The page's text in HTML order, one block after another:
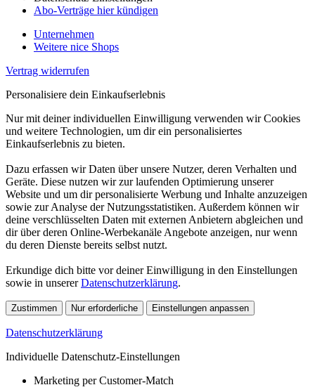
Abo-Verträge hier kündigen
Unternehmen
Weitere nice Shops
Vertrag widerrufen
Personalisiere dein Einkaufserlebnis
Nur mit deiner individuellen Einwilligung verwenden wir Cookies
und weitere Technologien, um dir ein personalisiertes
Einkaufserlebnis zu bieten.
Dazu erfassen wir Daten über unsere Nutzer, deren Verhalten und
Geräte. Diese nutzen wir zur laufenden Optimierung unserer
Website und um dir personalisierte Werbung und Inhalte anzuzeigen
sowie zur Analyse der Nutzungsstatistiken. Außerdem können wir
deine verschlüsselten Daten mit externen Anbietern abgleichen und
dir über deren Online-Werbekanäle Angebote anzeigen, nur wenn
du deren Dienste bereits selbst nutzt.
Erkundige dich bitte vor deiner Einwilligung in den Einstellungen
sowie in unsererDatenschutzerklärung.
Zustimmen Nur erforderliche Einstellungen anpassen
Datenschutzerklärung
Individuelle Datenschutz-Einstellungen
Marketing per Customer-Match